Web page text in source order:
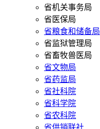
省机关事务局
省医保局
省粮食和储备局
省监狱管理局
省畜牧兽医局
省文物局
省药监局
省社科院
省科学院
省农科院
省供销联社